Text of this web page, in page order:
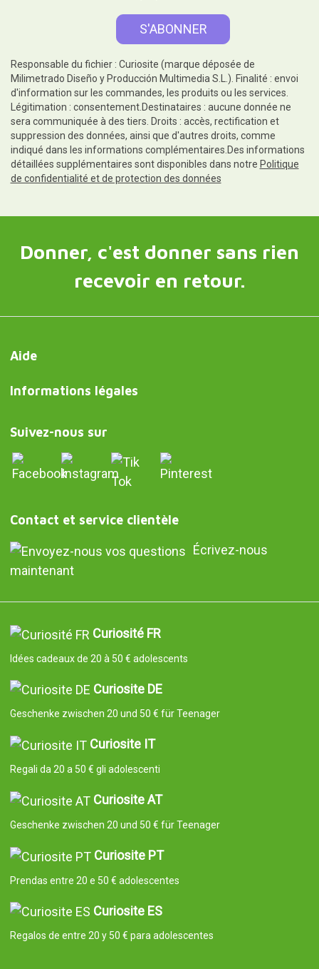
Responsable du fichier : Curiosite (marque déposée de
Milimetrado Diseño y Producción Multimedia S.L.). Finalité : envoi
d'information sur les commandes, les produits ou les services.
Légitimation : consentement.Destinataires : aucune donnée ne
sera communiquée à des tiers. Droits : accès, rectification et
suppression des données, ainsi que d'autres droits, comme
indiqué dans les informations complémentaires.Des informations
détaillées supplémentaires sont disponibles dans notre Politique
de confidentialité et de protection des données
Donner, c'est donner sans rien
recevoir en retour.
Aide
Informations légales
Suivez-nous sur
Contact et service clientèle
Écrivez-nous
maintenant
Curiosité FR
Idées cadeaux de 20 à 50 € adolescents
Curiosite DE
Geschenke zwischen 20 und 50 € für Teenager
Curiosite IT
Regali da 20 a 50 € gli adolescenti
Curiosite AT
Geschenke zwischen 20 und 50 € für Teenager
Curiosite PT
Prendas entre 20 e 50 € adolescentes
Curiosite ES
Regalos de entre 20 y 50 € para adolescentes